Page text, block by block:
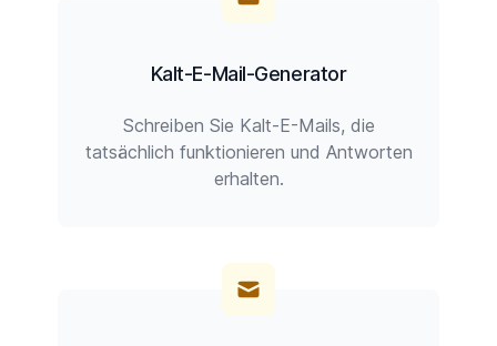
Kalt-E-Mail-Generator
Schreiben Sie Kalt-E-Mails, die
tatsächlich funktionieren und Antworten
erhalten.